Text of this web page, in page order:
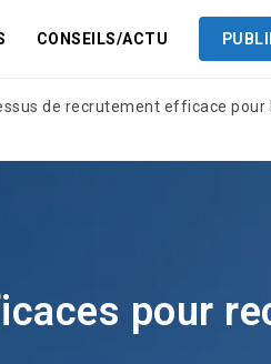
CONSEILS/ACTU
de recrutement efficace pour
pour